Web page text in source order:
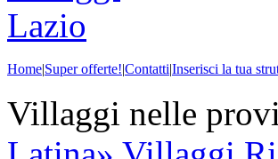
Home|Super offerte!|Contatti|Inserisci la tua
Villaggi nelle